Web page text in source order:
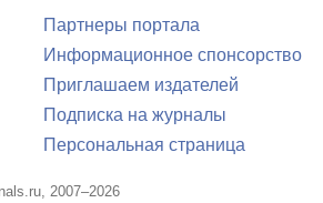
Партнеры портала
Информационное спонсорство
Приглашаем издателей
Подписка на журналы
Персональная страница
2007–2026